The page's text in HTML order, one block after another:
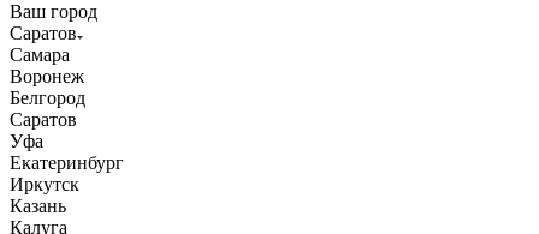
Ваш город
Саратов
Самара
Воронеж
Белгород
Саратов
Уфа
Екатеринбург
Иркутск
Казань
Калуга